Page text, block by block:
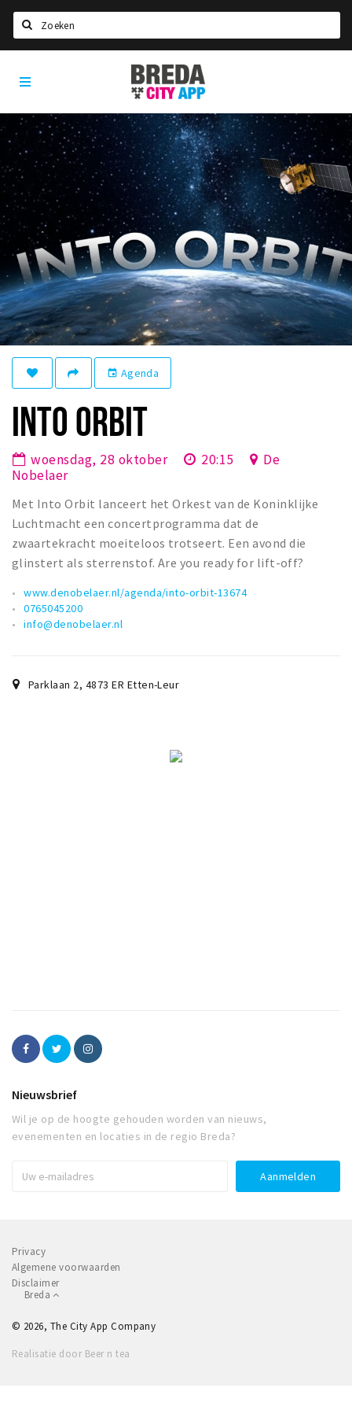
Home
Agenda
Deals
Party pics
Nieuws, interviews & blogs
Eten
Drinken
Slapen
Recreatief
Winkels
Winkelgebieden
Bezienswaardigheden
Musea, theaters & podia
Toeristische routes
Natuurgebieden
Baroniepoorten
Sport
Privacy
Breda
City
App
event Agenda
INTO ORBIT
woensdag, 28 oktober 20:15
De
Nobelaer
Met Into Orbit lanceert het Orkest van de Koninklijke
Luchtmacht een concertprogramma dat de
zwaartekracht moeiteloos trotseert. Een avond die
glinstert als sterrenstof. Are you ready for lift-off?
www.denobelaer.nl/agenda/into-orbit-13674
0765045200
info@denobelaer.nl
Parklaan 2, 4873 ER Etten-Leur
Nieuwsbrief
Wil je op de hoogte gehouden worden van nieuws,
evenementen en locaties in de regio Breda?
Privacy
Algemene voorwaarden
Disclaimer
Breda
© 2026, The City App Company
Realisatie door Beer n tea